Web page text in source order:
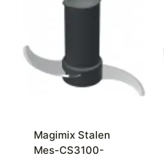
Magimix Stalen
Mes-CS3100-